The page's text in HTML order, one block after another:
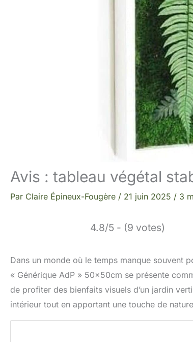
Avis : tableau végétal
Par Claire Épineux-Fougère / 21 juin 2025 / 3
4.8/5 - (9 votes)
Dans un monde où le temps manque souvent
« Générique AdP » 50x50cm se présente
de profiter des bienfaits visuels d’un jardin
intérieur tout en apportant une touche de